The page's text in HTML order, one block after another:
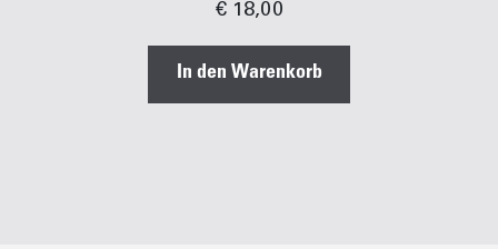
€18,00
In den Warenkorb